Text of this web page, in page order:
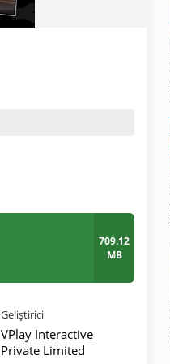
709.12
MB
Geliştirici
VPlay Interactive
Private Limited